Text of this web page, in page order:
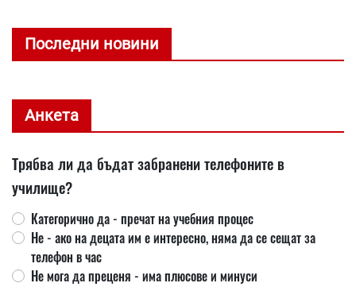
Последни новини
Анкета
Трябва ли да бъдат забранени телефоните в
училище?
Категорично да - пречат на учебния процес
Не - ако на децата им е интересно, няма да се сещат за
телефон в час
Не мога да преценя - има плюсове и минуси